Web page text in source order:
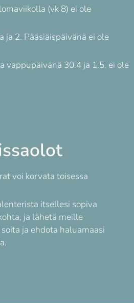
(vk 8) ei ole
ja 2. Pääsiäispäivänä ei ole
vappupäivänä 30.4 ja 1.5. ei ole
voi korvata toisessa
itsellesi sopiva
ja lähetä meille
ja ehdota haluamaasi